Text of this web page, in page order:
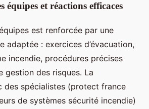
équipes et réactions efficaces
est renforcée par une
adaptée : exercices d’évacuation,
incendie, procédures précises
gestion des risques. La
des spécialistes (protect france
de systèmes sécurité incendie)